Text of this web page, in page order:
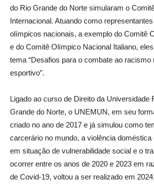
do Rio Grande do Norte simularam o
Internacional. Atuando como
olímpicos nacionais, a exemplo do Comitê
e do Comitê Olímpico Nacional Italiano,
tema “Desafios para o combate ao racismo
esportivo”.
Ligado ao curso de Direito da Universidade
Grande do Norte, o UNEMUN, em seu
criado no ano de 2017 e já simulou como
carcerário no mundo, a violência doméstica
em situação de vulnerabilidade social e o
ocorrer entre os anos de 2020 e 2023 em
de Covid-19, voltou a ser realizado em